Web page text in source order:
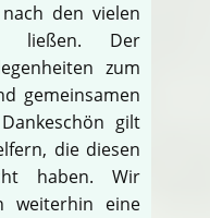
den vielen
ließen. Der
zum
gemeinsamen
gilt
die diesen
haben. Wir
weiterhin eine